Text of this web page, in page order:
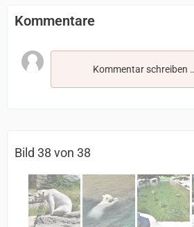
Kommentare
Kommentar schreiben
Bild 38 von 38